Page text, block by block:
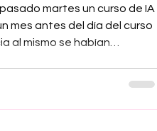
martes un curso de IA
mes antes del día del curso
al mismo se habían
en el mundo